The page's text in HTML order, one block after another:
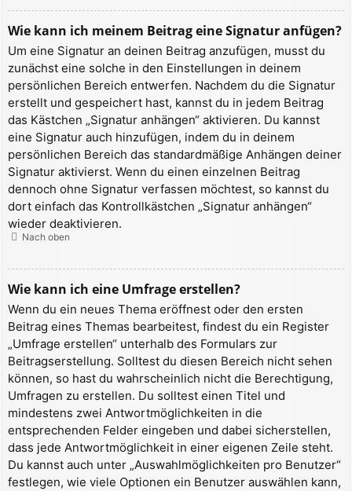
Wie kann ich meinem Beitrag eine Signatur anfügen?
Um eine Signatur an deinen Beitrag anzufügen, musst du
zunächst eine solche in den Einstellungen in deinem
persönlichen Bereich entwerfen. Nachdem du die Signatur
erstellt und gespeichert hast, kannst du in jedem Beitrag
das Kästchen „Signatur anhängen“ aktivieren. Du kannst
eine Signatur auch hinzufügen, indem du in deinem
persönlichen Bereich das standardmäßige Anhängen deiner
Signatur aktivierst. Wenn du einen einzelnen Beitrag
dennoch ohne Signatur verfassen möchtest, so kannst du
dort einfach das Kontrollkästchen „Signatur anhängen“
wieder deaktivieren.
Nach oben
Wie kann ich eine Umfrage erstellen?
Wenn du ein neues Thema eröffnest oder den ersten
Beitrag eines Themas bearbeitest, findest du ein Register
„Umfrage erstellen“ unterhalb des Formulars zur
Beitragserstellung. Solltest du diesen Bereich nicht sehen
können, so hast du wahrscheinlich nicht die Berechtigung,
Umfragen zu erstellen. Du solltest einen Titel und
mindestens zwei Antwortmöglichkeiten in die
entsprechenden Felder eingeben und dabei sicherstellen,
dass jede Antwortmöglichkeit in einer eigenen Zeile steht.
Du kannst auch unter „Auswahlmöglichkeiten pro Benutzer“
festlegen, wie viele Optionen ein Benutzer auswählen kann,